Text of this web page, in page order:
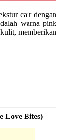
cair dengan
warna pink
memberikan
Love Bites)